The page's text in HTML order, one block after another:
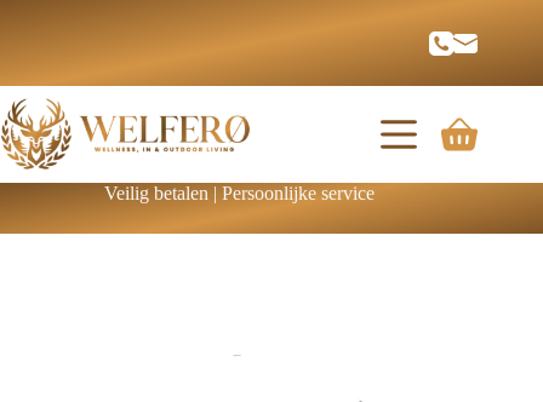
Veilig betalen | Persoonlijke service